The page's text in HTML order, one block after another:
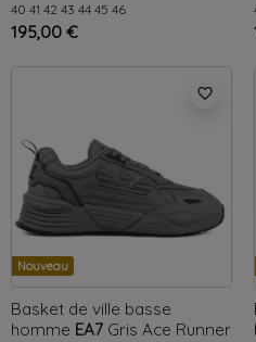
40 41 42 43 44 45 46
195,00 €
favorite_border
Nouveau
Basket de ville basse
homme EA7 Gris Ace Runner